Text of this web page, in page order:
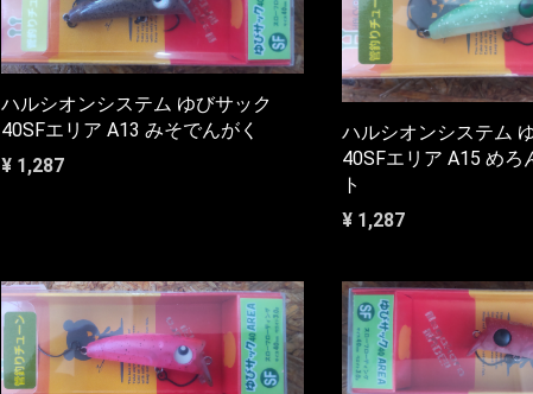
ハルシオンシステム ゆびサック
40SFエリア A13 みそでんがく
¥ 1,287
ハルシオンシステム
40SFエリア A15 めろ
ト
¥ 1,287